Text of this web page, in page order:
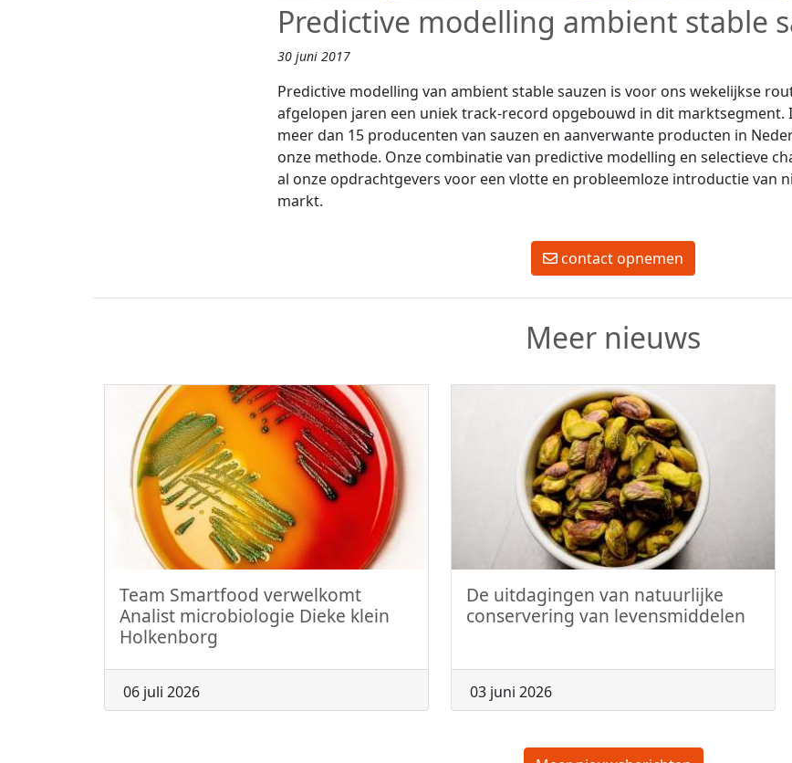
Predictive modelling ambient stable
30 juni 2017
Predictive modelling van ambient stable sauzen is voor ons wekelijkse
afgelopen jaren een uniek track-record opgebouwd in dit marktsegment.
meer dan 15 producenten van sauzen en aanverwante producten in
onze methode. Onze combinatie van predictive modelling en selectieve
al onze opdrachtgevers voor een vlotte en probleemloze introductie van
markt.
contact opnemen
Meer nieuws
Team Smartfood verwelkomt
Analist microbiologie Dieke klein
Holkenborg
06 juli 2026
De uitdagingen van natuurlijke
conservering van levensmiddelen
03 juni 2026